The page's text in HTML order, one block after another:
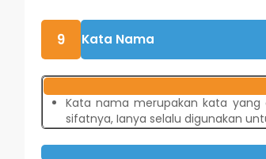
9 Kata Nama
Kata nama merupakan kata
sifatnya, Ianya selalu digunakan